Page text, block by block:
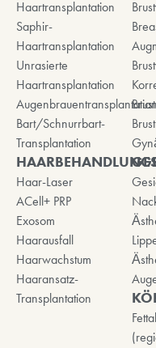
Haartransplantation
Saphir-
Haartransplantation
Unrasierte
Haartransplantation
Bart/Schnurrbart-
Transplantation
Haar-Laser
ACell+ PRP
Exosom
Haarausfall
Haarwachstum
Haaransatz-
Transplantation